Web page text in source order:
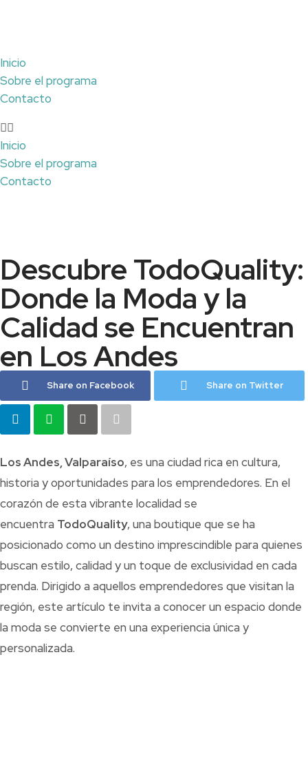
Inicio
Sobre el programa
Contacto
Inicio
Sobre el programa
Contacto
Descubre TodoQuality:
Donde la Moda y la
Calidad se Encuentran
en Los Andes
Share on Facebook Share on Twitter
Los Andes, Valparaíso, es una ciudad rica en cultura,
historia y oportunidades para los emprendedores. En el
corazón de esta vibrante localidad se
encuentra TodoQuality, una boutique que se ha
posicionado como un destino imprescindible para quienes
buscan estilo, calidad y un toque de exclusividad en cada
prenda. Dirigido a aquellos emprendedores que visitan la
región, este artículo te invita a conocer un espacio donde
la moda se convierte en una experiencia única y
personalizada.